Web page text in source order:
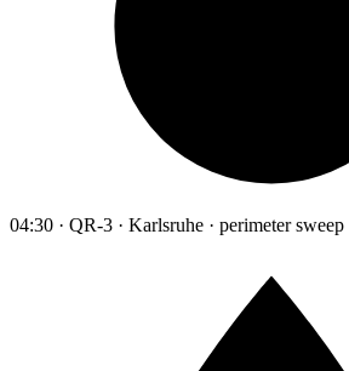
04:30 · QR-3 · Karlsruhe · perimeter sweep